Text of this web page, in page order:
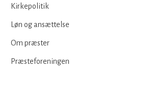
Kirkepolitik
Løn og ansættelse
Om præster
Præsteforeningen